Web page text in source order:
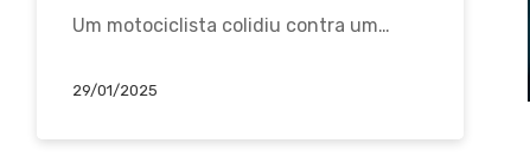
Um motociclista colidiu contra um…
29/01/2025